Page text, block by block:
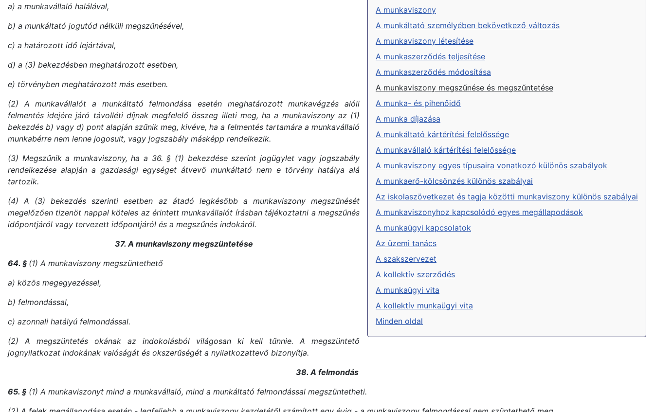
A munkaviszony
A munkáltató személyében bekövetkező változás
A munkaviszony létesítése
A munkaszerződés teljesítése
A munkaszerződés módosítása
A munkaviszony megszűnése és megszűntetése
A munka- és pihenőidő
A munka díjazása
A munkáltató kártérítési felelőssége
A munkavállaló kártérítési felelőssége
A munkaviszony egyes típusaira vonatkozó különös szabályok
A munkaerő-kölcsönzés különös szabályai
Az iskolaszövetkezet és tagja közötti munkaviszony különös szabályai
A munkaviszonyhoz kapcsolódó egyes megállapodások
A munkaügyi kapcsolatok
Az üzemi tanács
A szakszervezet
A kollektív szerződés
A munkaügyi vita
A kollektív munkaügyi vita
Minden oldal
a) a munkavállaló halálával,
b) a munkáltató jogutód nélküli megszűnésével,
c) a határozott idő lejártával,
d) a (3) bekezdésben meghatározott esetben,
e) törvényben meghatározott más esetben.
(2) A munkavállalót a munkáltató felmondása esetén meghatározott munkavégzés alóli
felmentés idejére járó távolléti díjnak megfelelő összeg illeti meg, ha a munkaviszony az (1)
bekezdés b) vagy d) pont alapján szűnik meg, kivéve, ha a felmentés tartamára a munkavállaló
munkabérre nem lenne jogosult, vagy jogszabály másképp rendelkezik.
(3) Megszűnik a munkaviszony, ha a 36. § (1) bekezdése szerint jogügylet vagy jogszabály
rendelkezése alapján a gazdasági egységet átvevő munkáltató nem e törvény hatálya alá
tartozik.
(4) A (3) bekezdés szerinti esetben az átadó legkésőbb a munkaviszony megszűnését
megelőzően tizenöt nappal köteles az érintett munkavállalót írásban tájékoztatni a megszűnés
időpontjáról vagy tervezett időpontjáról és a megszűnés indokáról.
37. A munkaviszony megszüntetése
64. § (1) A munkaviszony megszüntethető
a) közös megegyezéssel,
b) felmondással,
c) azonnali hatályú felmondással.
(2) A megszüntetés okának az indokolásból világosan ki kell tűnnie. A megszüntető
jognyilatkozat indokának valóságát és okszerűségét a nyilatkozattevő bizonyítja.
38. A felmondás
65. § (1) A munkaviszonyt mind a munkavállaló, mind a munkáltató felmondással megszüntetheti.